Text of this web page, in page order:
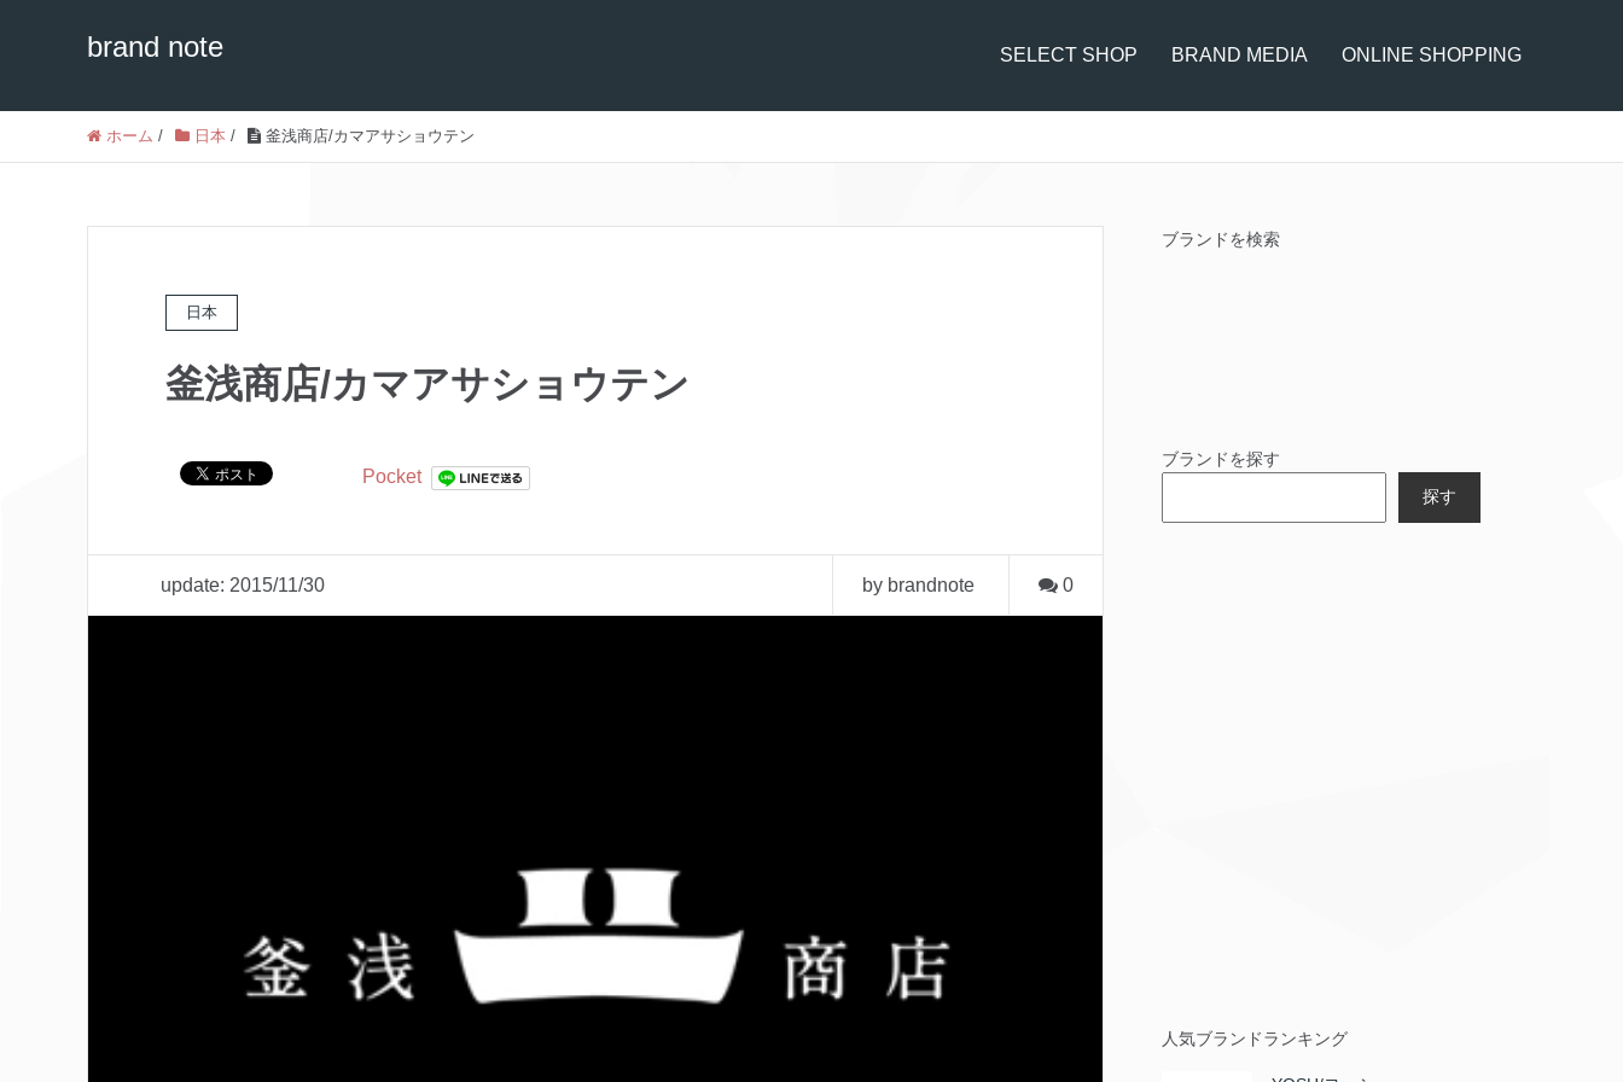
brand note SELECT SHOP BRAND MEDIA ONLINE SHOPPING
ホーム / 日本 / 釜浅商店/カマアサショウテン
日本
釜浅商店/カマアサショウテン
Pocket
update: 2015/11/30 by brandnote 0
ブランドを検索
ブランドを探す
探す
人気ブランドランキング